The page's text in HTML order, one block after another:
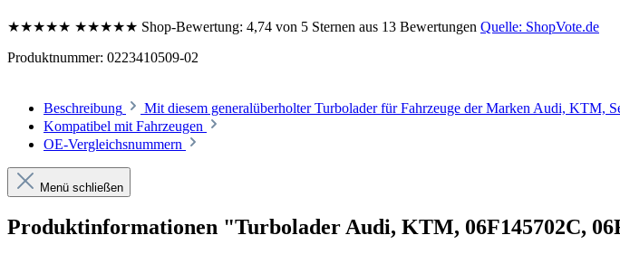
★★★★★ ★★★★★ Shop-Bewertung: 4,74 von 5 Sternen aus 13 Bewertungen Quelle: ShopVote.de
Produktnummer: 0223410509-02
Beschreibung Mit diesem generalüberholter Turbolader für Fahrzeuge der Marken Audi, KTM,
Kompatibel mit Fahrzeugen
OE-Vergleichsnummern
Menü schließen
Produktinformationen "Turbolader Audi, KTM, 06F145702C,